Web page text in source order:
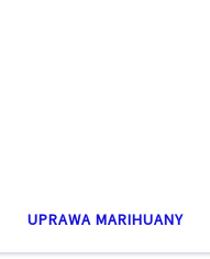
UPRAWA MARIHUANY